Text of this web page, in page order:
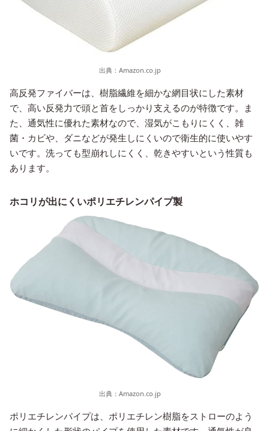
出典： Amazon.co.jp
高反発ファイバーは、樹脂繊維を細かな網目状にした素材
で、高い反発力で頭と首をしっかり支えるのが特徴です。ま
た、通気性に優れた素材なので、湿気がこもりにくく、雑
菌・カビや、ダニなどが発生しにくいので衛生的に使いやす
いです。洗っても型崩れしにくく、乾きやすいという性質も
あります。
ホコリが出にくいポリエチレンパイプ製
出典： Amazon.co.jp
ポリエチレンパイプは、ポリエチレン樹脂をストローのよう